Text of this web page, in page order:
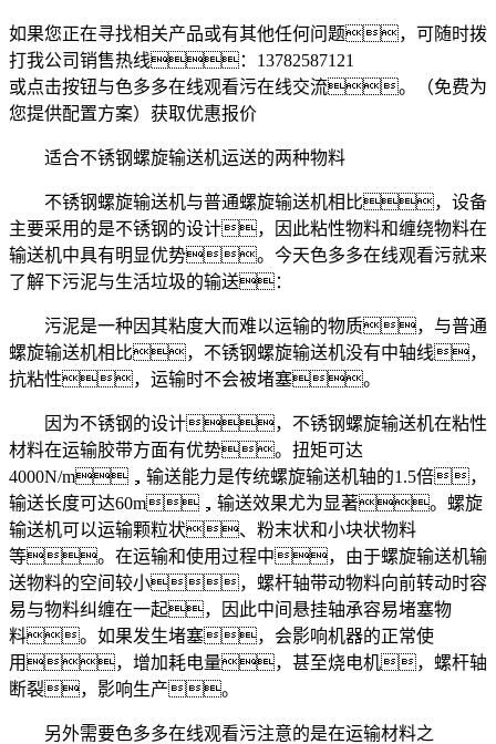
如果您正在寻找相关产品或有其他任何问题，可随时拨
打我公司销售热线： 13782587121
或点击按钮与色多多在线观看污在线交流。（免费为
您提供配置方案） 获取优惠报价
适合不锈钢螺旋输送机运送的两种物料
不锈钢螺旋输送机与普通螺旋输送机相比，设备
主要采用的是不锈钢的设计，因此粘性物料和缠绕物料在
输送机中具有明显优势。今天色多多在线观看污就来
了解下污泥与生活垃圾的输送：
污泥是一种因其粘度大而难以运输的物质，与普通
螺旋输送机相比，不锈钢螺旋输送机没有中轴线，
抗粘性，运输时不会被堵塞。
因为不锈钢的设计，不锈钢螺旋输送机在粘性
材料在运输胶带方面有优势。扭矩可达
4000N/m，输送能力是传统螺旋输送机轴的1.5倍，
输送长度可达60m，输送效果尤为显著。螺旋
输送机可以运输颗粒状、粉末状和小块状物料
等。在运输和使用过程中，由于螺旋输送机输
送物料的空间较小，螺杆轴带动物料向前转动时容
易与物料纠缠在一起，因此中间悬挂轴承容易堵塞物
料。如果发生堵塞，会影响机器的正常使
用，增加耗电量，甚至烧电机，螺杆轴
断裂，影响生产。
另外需要色多多在线观看污注意的是在运输材料之